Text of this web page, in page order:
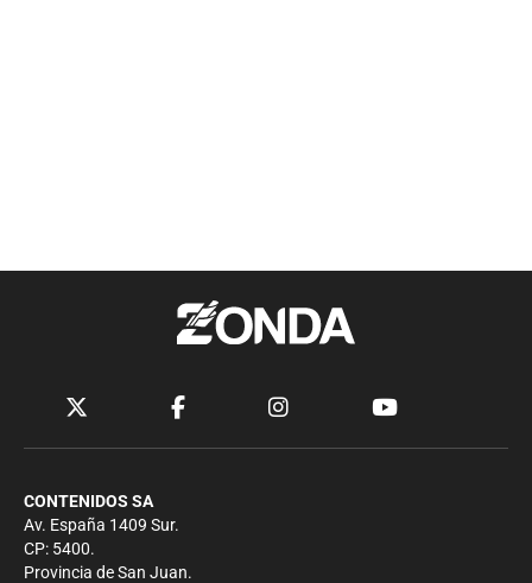
CONTENIDOS SA
Av. España 1409 Sur.
CP: 5400.
Provincia de San Juan.